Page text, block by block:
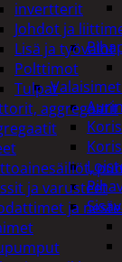
invertterit
Johdot ja
Lisä ja työvalot
Polttimot
Tulpat
aggregaatit
ja varusteet
ja